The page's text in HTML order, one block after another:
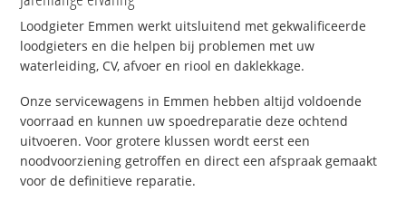
Loodgieter Emmen werkt uitsluitend met gekwalificeerde
loodgieters en die helpen bij problemen met uw
waterleiding, CV, afvoer en riool en daklekkage.
Onze servicewagens in Emmen hebben altijd voldoende
voorraad en kunnen uw spoedreparatie deze ochtend
uitvoeren. Voor grotere klussen wordt eerst een
noodvoorziening getroffen en direct een afspraak gemaakt
voor de definitieve reparatie.